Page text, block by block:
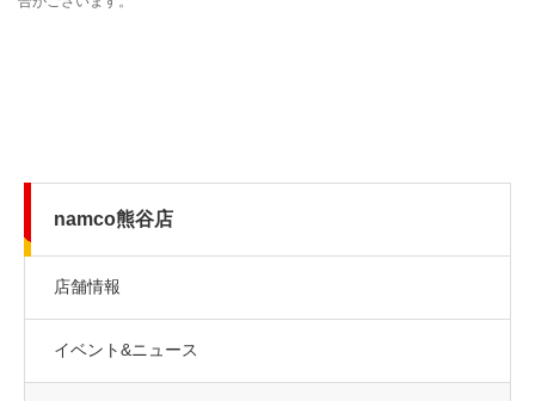
namco熊谷店
店舗情報
イベント&ニュース